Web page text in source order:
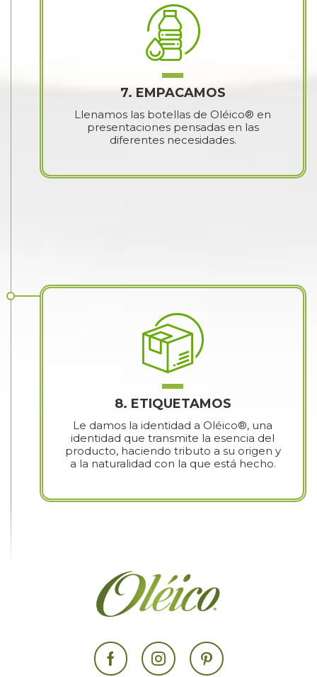
7. EMPACAMOS
Llenamos las botellas de Oléico® en
presentaciones pensadas en las
diferentes necesidades.
8. ETIQUETAMOS
Le damos la identidad a Oléico®, una
identidad que transmite la esencia del
producto, haciendo tributo a su origen y
a la naturalidad con la que está hecho.
FacebookInstagramPinterest